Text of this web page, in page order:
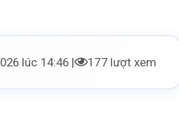
lúc 14:46 | 177 lượt xem